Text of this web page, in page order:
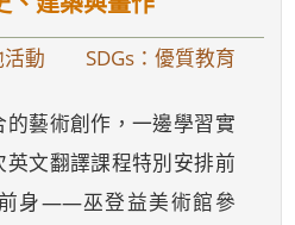
活動 SDGs：優質教育
藝術創作，一邊學習實
文翻譯課程特別安排前
身——巫登益美術館參